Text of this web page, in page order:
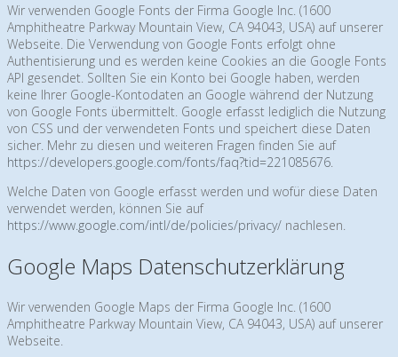
Wir verwenden Google Fonts der Firma Google Inc. (1600
Amphitheatre Parkway Mountain View, CA 94043, USA) auf unserer
Webseite. Die Verwendung von Google Fonts erfolgt ohne
Authentisierung und es werden keine Cookies an die Google Fonts
API gesendet. Sollten Sie ein Konto bei Google haben, werden
keine Ihrer Google-Kontodaten an Google während der Nutzung
von Google Fonts übermittelt. Google erfasst lediglich die Nutzung
von CSS und der verwendeten Fonts und speichert diese Daten
sicher. Mehr zu diesen und weiteren Fragen finden Sie auf
https://developers.google.com/fonts/faq?tid=221085676
Welche Daten von Google erfasst werden und wofür diese Daten
verwendet werden, können Sie auf
https://www.google.com/intl/de/policies/privacy/ nachlesen.
Google Maps Datenschutzerklärung
Wir verwenden Google Maps der Firma Google Inc. (1600
Amphitheatre Parkway Mountain View, CA 94043, USA) auf unserer
Webseite.